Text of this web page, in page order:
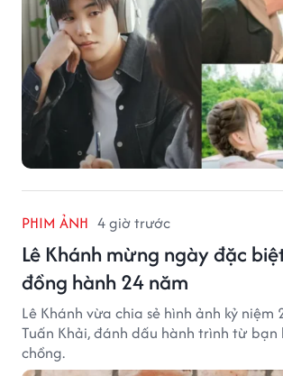
PHIM ẢNH 4 giờ trước
Lê Khánh mừng ngày đặc
đồng hành 24 năm
Lê Khánh vừa chia sẻ hình ảnh kỷ niệm
Tuấn Khải, đánh dấu hành trình từ bạn
chồng.